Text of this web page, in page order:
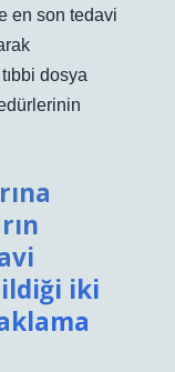
en son tedavi
dosya
iki